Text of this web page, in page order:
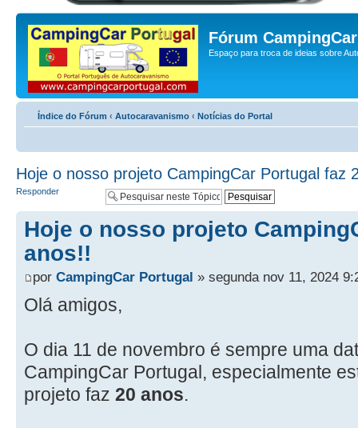
Fórum
Espaço para troca de ideias sobre
Índice do Fórum ‹ Autocaravanismo ‹ Notícias do Portal
Hoje o nosso projeto CampingCar Portugal faz
Responder
Hoje o nosso projeto
anos!!
por CampingCar Portugal » segunda nov 11, 2024
Olá amigos,
O dia 11 de novembro é sempre uma
CampingCar Portugal, especialmente
projeto faz 20 anos.